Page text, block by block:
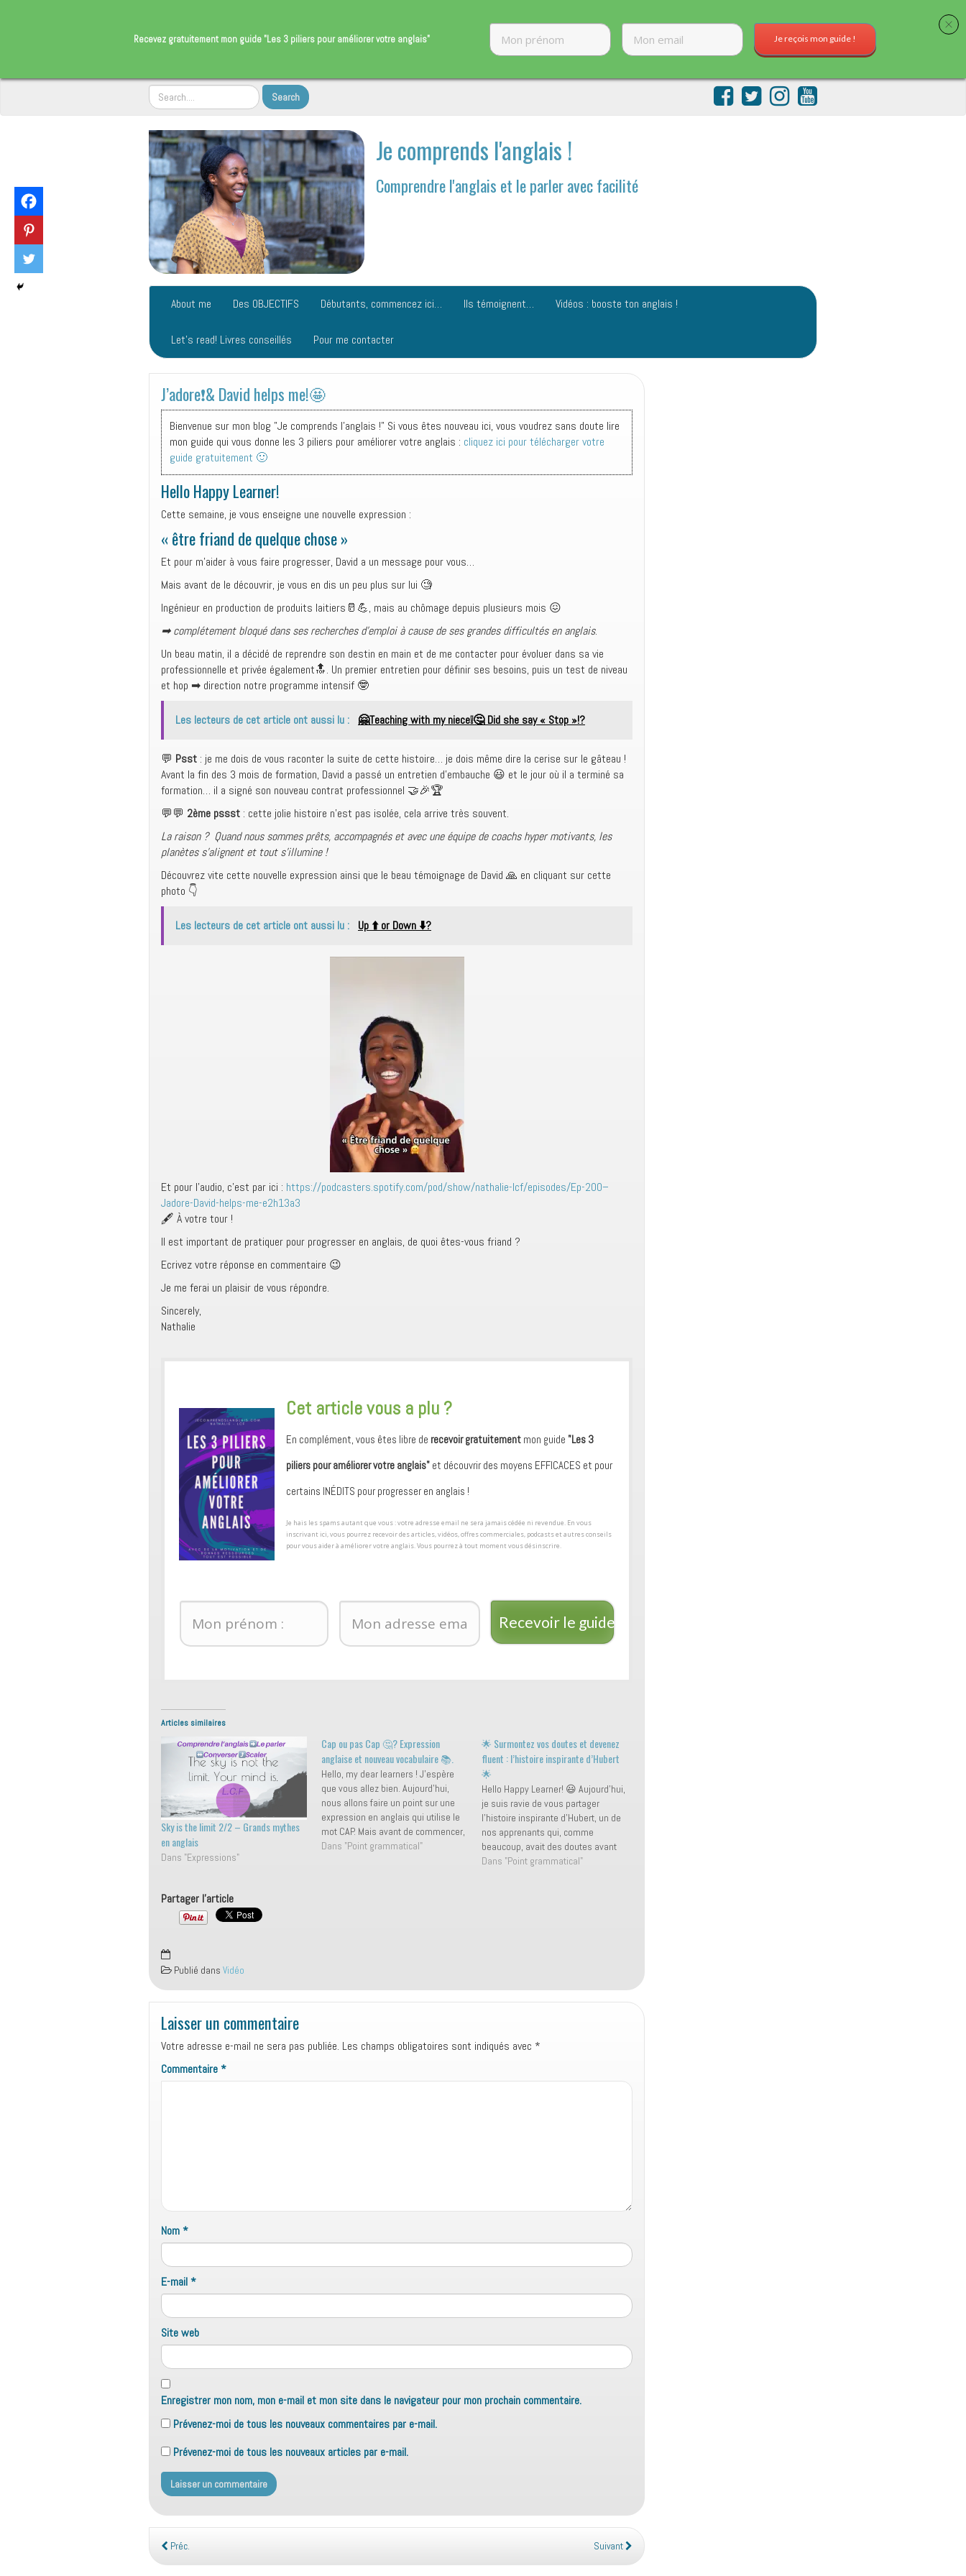
Je comprends l'anglais !
Comprendre l'anglais et le parler avec facilité
About me Des OBJECTIFS Débutants, commencez ici… Ils témoignent… Vidéos : booste ton anglais !
Let’s read! Livres conseillés Pour me contacter
J’adore❗️& David helps me!🤩
Bienvenue sur mon blog "Je comprends l'anglais !" Si vous êtes nouveau ici, vous voudrez sans doute lire
mon guide qui vous donne les 3 piliers pour améliorer votre anglais : cliquez ici pour télécharger votre
guide gratuitement 🙂
Hello Happy Learner!
Cette semaine, je vous enseigne une nouvelle expression :
« être friand de quelque chose »
Et pour m’aider à vous faire progresser, David a un message pour vous…
Mais avant de le découvrir, je vous en dis un peu plus sur lui 🧐
Ingénieur en production de produits laitiers🥛💪, mais au chômage depuis plusieurs mois 😖
➡ complétement bloqué dans ses recherches d’emploi à cause de ses grandes difficultés en anglais.
Un beau matin, il a décidé de reprendre son destin en main et de me contacter pour évoluer dans sa vie
professionnelle et privée également🔝. Un premier entretien pour définir ses besoins, puis un test de niveau
et hop ➡ direction notre programme intensif 🤓
Les lecteurs de cet article ont aussi lu : 🤗Teaching with my niece❕🤔 Did she say « Stop »!?
💬 Psst : je me dois de vous raconter la suite de cette histoire… je dois même dire la cerise sur le gâteau !
Avant la fin des 3 mois de formation, David a passé un entretien d’embauche 😃 et le jour où il a terminé sa
formation… il a signé son nouveau contrat professionnel 🤝🎉🏆
💬💬 2ème pssst : cette jolie histoire n’est pas isolée, cela arrive très souvent.
La raison ? Quand nous sommes prêts, accompagnés et avec une équipe de coachs hyper motivants, les
planètes s’alignent et tout s’illumine !
Découvrez vite cette nouvelle expression ainsi que le beau témoignage de David 🙏 en cliquant sur cette
photo 👇
Les lecteurs de cet article ont aussi lu : Up ⬆️ or Down ⬇️?
Et pour l’audio, c’est par ici : https://podcasters.spotify.com/pod/show/nathalie-lcf/episodes/Ep-200–
Jadore-David-helps-me-e2h13a3
🖋 À votre tour !
Il est important de pratiquer pour progresser en anglais, de quoi êtes-vous friand ?
Ecrivez votre réponse en commentaire 😉
Je me ferai un plaisir de vous répondre.
Sincerely,
Nathalie
​Cet article vous a plu ?
En complément, vous êtes libre de recevoir gratuitement mon guide "Les 3
piliers pour améliorer votre anglais" et découvrir des moyens ​EFFICACES et pour
certains ​INÉDITS pour progresser en anglais !
​Je hais les spams autant que vous : votre adresse email ne sera jamais cédée ni revendue. En vous
inscrivant ici, vous pourrez recevoir des articles, vidéos, offres commerciales, podcasts et autres conseils
pour ​vous aider à améliorer votre anglais. Vous pourrez à tout moment vous désinscrire.
Recevoir le guide
Articles similaires
Sky is the limit 2/2 – Grands mythes
en anglais
Dans "Expressions"
Cap ou pas Cap 🤔? Expression
anglaise et nouveau vocabulaire 📚.
Hello, my dear learners ! J'espère
que vous allez bien. Aujourd'hui,
nous allons faire un point sur une
expression en anglais qui utilise le
mot CAP. Mais avant de commencer,
pensez à vous abonner ! 📲 En
Dans "Point grammatical"
🌟 Surmontez vos doutes et devenez
fluent : l’histoire inspirante d’Hubert
🌟
Hello Happy Learner! 😃 Aujourd’hui,
je suis ravie de vous partager
l’histoire inspirante d’Hubert, un de
nos apprenants qui, comme
beaucoup, avait des doutes avant
de se lancer. Et pourtant, son
Dans "Point grammatical"
Partager l'article
Publié dans Vidéo
Laisser un commentaire
Votre adresse e-mail ne sera pas publiée. Les champs obligatoires sont indiqués avec *
Commentaire*
Nom*
E-mail*
Site web
Enregistrer mon nom, mon e-mail et mon site dans le navigateur pour mon prochain commentaire.
Prévenez-moi de tous les nouveaux commentaires par e-mail.
Prévenez-moi de tous les nouveaux articles par e-mail.
Préc. Suivant
​Recevez gratuitement mon guide "Les 3 piliers pour améliorer ​votre anglais" Je reçois mon guide !